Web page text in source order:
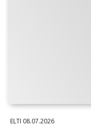
ELTI 08.07.2026